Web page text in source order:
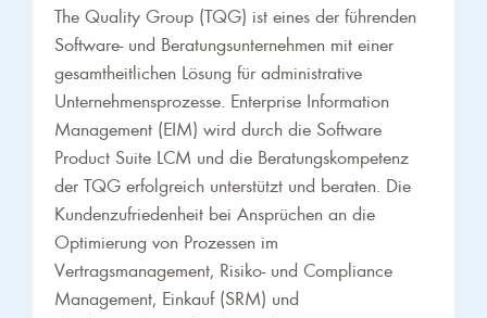
The Quality Group (TQG) ist eines der führenden
Software- und Beratungsunternehmen mit einer
gesamtheitlichen Lösung für administrative
Unternehmensprozesse. Enterprise Information
Management (EIM) wird durch die Software
Product Suite LCM und die Beratungskompetenz
der TQG erfolgreich unterstützt und beraten. Die
Kundenzufriedenheit bei Ansprüchen an die
Optimierung von Prozessen im
Vertragsmanagement, Risiko- und Compliance
Management, Einkauf (SRM) und